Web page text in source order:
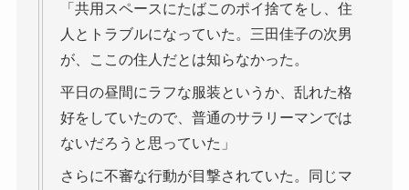
「共用スペースにたばこのポイ捨てをし、住
人とトラブルになっていた。三田佳子の次男
が、ここの住人だとは知らなかった。
平日の昼間にラフな服装というか、乱れた格
好をしていたので、普通のサラリーマンでは
ないだろうと思っていた」
さらに不審な行動が目撃されていた。同じマ